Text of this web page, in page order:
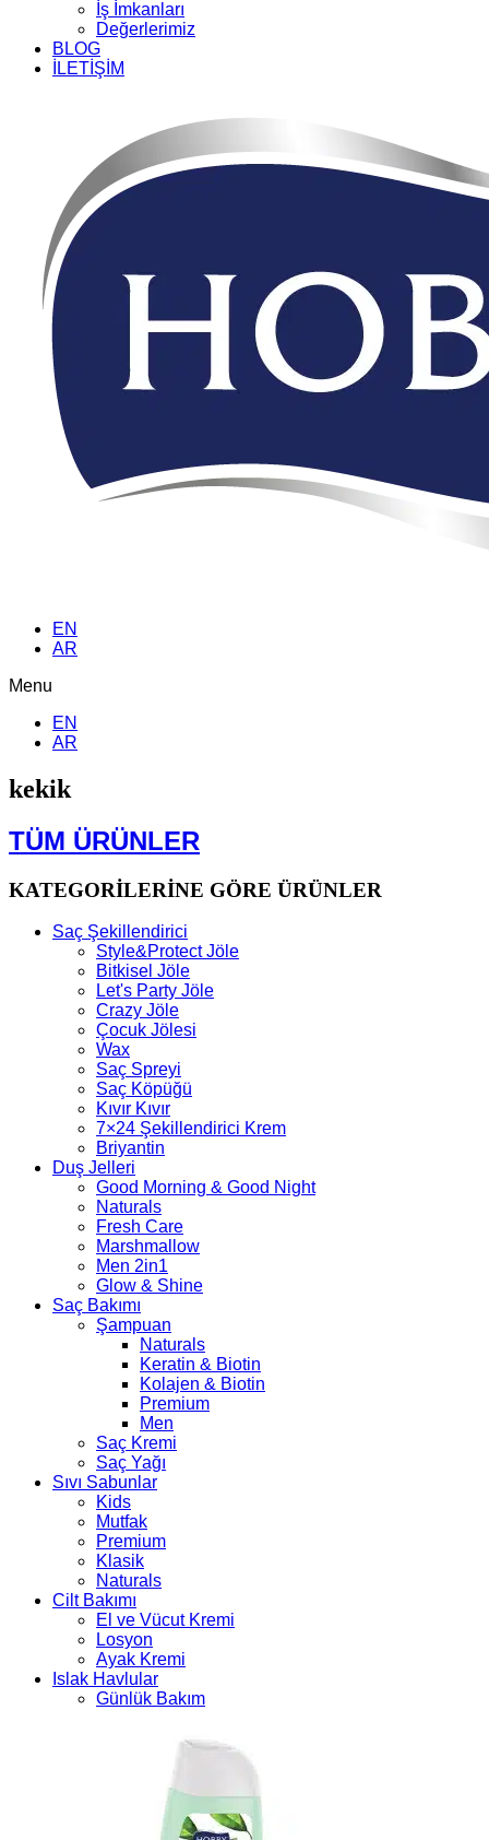
İş İmkanları
Değerlerimiz
BLOG
İLETİŞİM
EN
AR
Menu
EN
AR
kekik
TÜM ÜRÜNLER
KATEGORİLERİNE GÖRE ÜRÜNLER
Saç Şekillendirici
Style&Protect Jöle
Bitkisel Jöle
Let's Party Jöle
Crazy Jöle
Çocuk Jölesi
Wax
Saç Spreyi
Saç Köpüğü
Kıvır Kıvır
7×24 Şekillendirici Krem
Briyantin
Duş Jelleri
Good Morning & Good Night
Naturals
Fresh Care
Marshmallow
Men 2in1
Glow & Shine
Saç Bakımı
Şampuan
Naturals
Keratin & Biotin
Kolajen & Biotin
Premium
Men
Saç Kremi
Saç Yağı
Sıvı Sabunlar
Kids
Mutfak
Premium
Klasik
Naturals
Cilt Bakımı
El ve Vücut Kremi
Losyon
Ayak Kremi
Islak Havlular
Günlük Bakım